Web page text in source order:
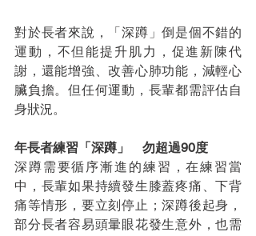
對於長者來說，「深蹲」倒是個不錯的
運動，不但能提升肌力，促進新陳代
謝，還能增強、改善心肺功能，減輕心
臟負擔。但任何運動，長輩都需評估自
身狀況。
年長者練習「深蹲」　勿超過90度
深蹲需要循序漸進的練習，在練習當
中，長輩如果持續發生膝蓋疼痛、下背
痛等情形，要立刻停止；深蹲後起身，
部分長者容易頭暈眼花發生意外，也需